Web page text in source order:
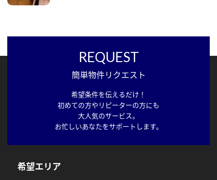
REQUEST
簡単物件リクエスト
希望条件を伝えるだけ！
初めての方やリピーターの方にも
大人気のサービス。
お忙しいあなたをサポートします。
希望エリア